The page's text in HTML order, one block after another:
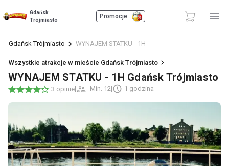
Gdańsk
Trójmiasto
Promocje
Gdańsk Trójmiasto WYNAJEM STATKU - 1H
Wszystkie atrakcje w mieście Gdańsk Trójmiasto
WYNAJEM STATKU - 1H Gdańsk Trójmiasto
3 opinie| Min. 12| 1 godzina